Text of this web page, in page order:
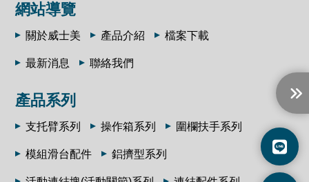
網站導覽
關於威士美 產品介紹 檔案下載
最新消息 聯絡我們
產品系列
支托臂系列 操作箱系列 圍欄扶手系列
模組滑台配件 鋁擠型系列